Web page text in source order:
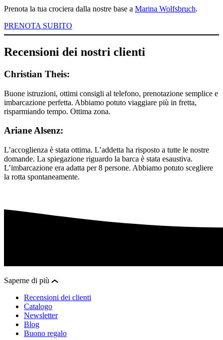
Prenota la tua crociera dalla nostre base a Marina Wolfsbruch.
PRENOTA SUBITO
Recensioni dei nostri clienti
Christian Theis:
Buone istruzioni, ottimi consigli al telefono, prenotazione semplice e
imbarcazione perfetta. Abbiamo potuto viaggiare più in fretta,
risparmiando tempo. Ottima zona.
Ariane Alsenz:
L’accoglienza è stata ottima. L’addetta ha risposto a tutte le nostre
domande. La spiegazione riguardo la barca è stata esaustiva.
L’imbarcazione era adatta per 8 persone. Abbiamo potuto scegliere
la rotta spontaneamente.
Saperne di più
Recensioni dei clienti
Catalogo
Newsletter
Blog
Buono regalo